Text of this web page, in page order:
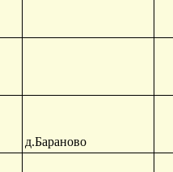
д.Бараново